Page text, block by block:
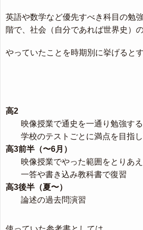
英語や数学など優先すべき科目の勉
階で、社会（自分であれば世界史）
やっていたことを時期別に挙げると
高2
映像授業で通史を一通り勉強する
学校のテストごとに満点を目指
高3前半（〜6月）
映像授業でやった範囲をとりあ
一答や書き込み教科書で復習
高3後半（夏〜）
論述の過去問演習